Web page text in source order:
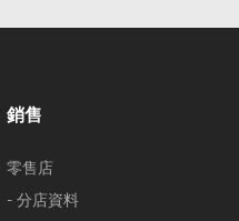
銷售
零售店
- 分店資料